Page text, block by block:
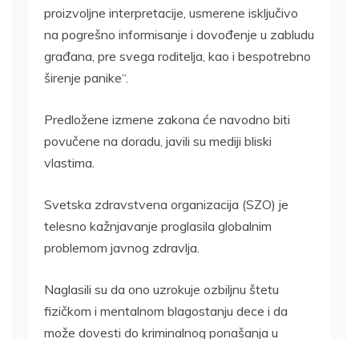
proizvoljne interpretacije, usmerene isključivo
na pogrešno informisanje i dovođenje u zabludu
građana, pre svega roditelja, kao i bespotrebno
širenje panike“.
Predložene izmene zakona će navodno biti
povučene na doradu, javili su mediji bliski
vlastima.
Svetska zdravstvena organizacija (SZO) je
telesno kažnjavanje proglasila globalnim
problemom javnog zdravlja.
Naglasili su da ono uzrokuje ozbiljnu štetu
fizičkom i mentalnom blagostanju dece i da
može dovesti do kriminalnog ponašanja u